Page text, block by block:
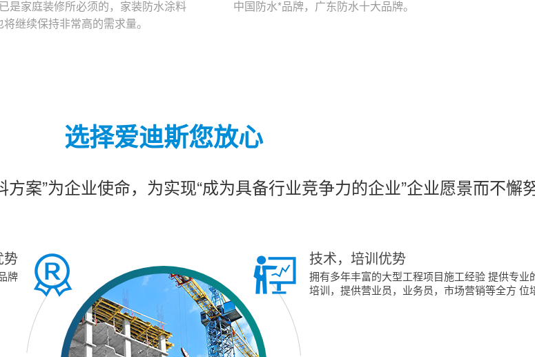
是家庭装修所必须的，家装防水涂料
将继续保持非常高的需求量。
中国防水*品牌，广东防水十大品牌。
选择爱迪斯您放心
案”为企业使命，为实现“成为具备行业竞争力的企业”企业愿景而不懈
势
牌
技术，培训优势
拥有多年丰富的大型工程项目施工经验 提供专业
培训，提供营业员，业务员，市场营销等全方 位